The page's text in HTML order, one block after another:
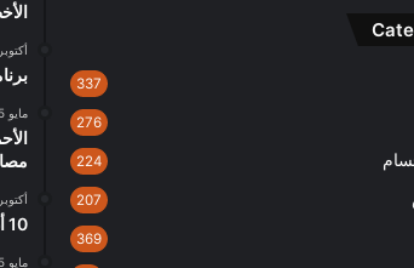
337
276
224
207
369
أكتوبر 5,
مايو 5, 2026
أكتوبر 7, 2024
10 أطعمة لزيادة الطاقة أثناء التدريب
مايو 5, 2026